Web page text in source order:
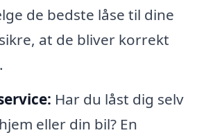
de bedste låse til dine
at de bliver korrekt
Har du låst dig selv
eller din bil? En